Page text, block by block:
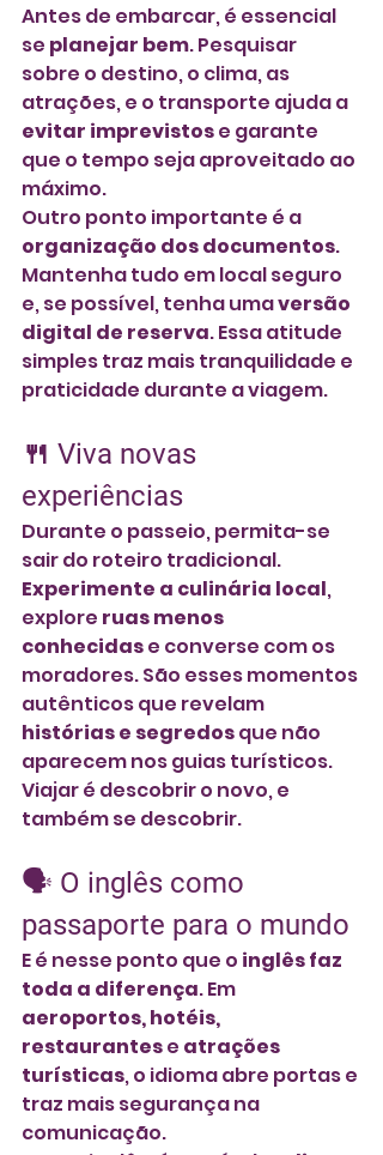
Antes de embarcar, é essencial
se planejar bem. Pesquisar
sobre o destino, o clima, as
atrações, e o transporte ajuda a
evitar imprevistos e garante
que o tempo seja aproveitado ao
máximo.
Outro ponto importante é a
organização dos documentos.
Mantenha tudo em local seguro
e, se possível, tenha uma versão
digital de reserva. Essa atitude
simples traz mais tranquilidade e
praticidade durante a viagem.
🍴 Viva novas
experiências
Durante o passeio, permita-se
sair do roteiro tradicional.
Experimente a culinária local,
explore ruas menos
conhecidas e converse com os
moradores. São esses momentos
autênticos que revelam
histórias e segredos que não
aparecem nos guias turísticos.
Viajar é descobrir o novo, e
também se descobrir.
🗣️ O inglês como
passaporte para o mundo
E é nesse ponto que o inglês faz
toda a diferença. Em
aeroportos, hotéis,
restaurantes e atrações
turísticas, o idioma abre portas e
traz mais segurança na
comunicação.